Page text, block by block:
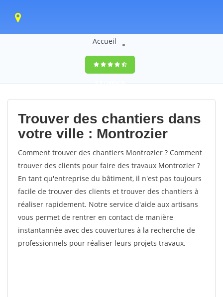
Accueil
9,5(100%)0
votes
Trouver des chantiers dans
votre ville : Montrozier
Comment trouver des chantiers Montrozier ? Comment
trouver des clients pour faire des travaux Montrozier ?
En tant qu'entreprise du bâtiment, il n'est pas toujours
facile de trouver des clients et trouver des chantiers à
réaliser rapidement. Notre service d'aide aux artisans
vous permet de rentrer en contact de manière
instantannée avec des couvertures à la recherche de
professionnels pour réaliser leurs projets travaux.